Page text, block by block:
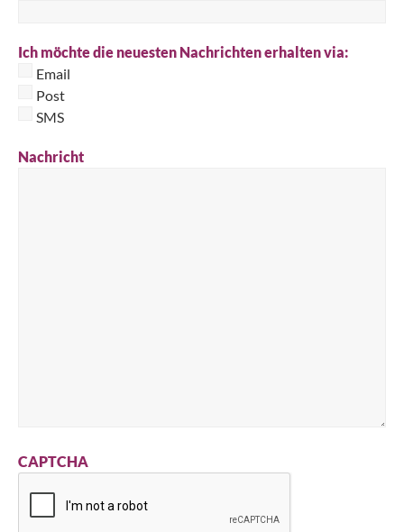
Ich möchte die neuesten Nachrichten erhalten via:
Email
Post
SMS
Nachricht
CAPTCHA